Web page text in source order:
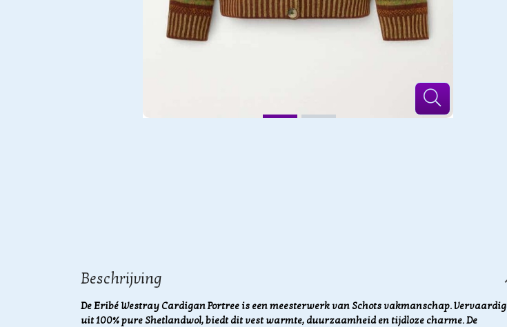
Beschrijving
De Eribé Westray Cardigan Portree is een meesterwerk van Schots vakmanschap.
uit 100% pure Shetlandwol, biedt dit vest warmte, duurzaamheid en tijdloze charme. De